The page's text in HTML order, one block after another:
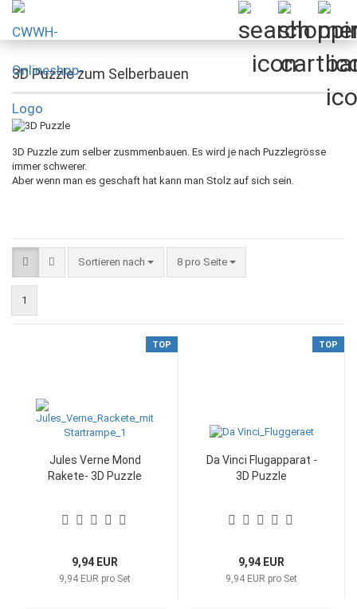
3D Puzzle zum Selberbauen
3D Puzzle zum selber zusmmenbauen. Es wird je nach Puzzlegrösse
immer schwerer.
Aber wenn man es geschaft hat kann man Stolz auf sich sein.
Sortieren nach
Sortieren nach 8 pro Seite
pro Seite
1
TOP
Jules Verne Mond
Rakete- 3D Puzzle
9,94 EUR
9,94 EUR pro Set
TOP
Da Vinci Flugapparat -
3D Puzzle
9,94 EUR
9,94 EUR pro Set